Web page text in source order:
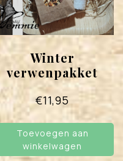
Winter
verwenpakket
€11,95
Toevoegen aan
winkelwagen